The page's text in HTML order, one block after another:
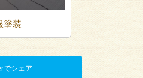
塗装
でシェア